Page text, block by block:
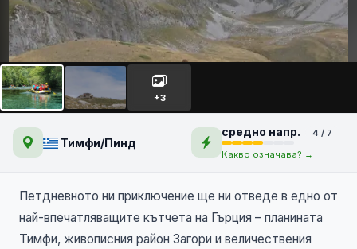
Тайнствените Тимфи и
Викос - преходи и рафтинг
НОВО
+3
Тимфи/Пинд
средно напр.
4 / 7
Какво означава? →
Петдневното ни приключение ще ни отведе в едно от
най-впечатляващите кътчета на Гърция – планината
Тимфи, живописния район Загори и величествения